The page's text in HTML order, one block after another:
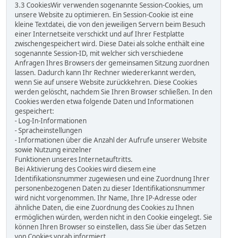
3.3 CookiesWir verwenden sogenannte Session-Cookies, um
unsere Website zu optimieren. Ein Session-Cookie ist eine
kleine Textdatei, die von den jeweiligen Servern beim Besuch
einer Internetseite verschickt und auf Ihrer Festplatte
zwischengespeichert wird. Diese Datei als solche enthält eine
sogenannte Session-ID, mit welcher sich verschiedene
Anfragen Ihres Browsers der gemeinsamen Sitzung zuordnen
lassen. Dadurch kann Ihr Rechner wiedererkannt werden,
wenn Sie auf unsere Website zurückkehren. Diese Cookies
werden gelöscht, nachdem Sie Ihren Browser schließen. In den
Cookies werden etwa folgende Daten und Informationen
gespeichert:
- Log-In-Informationen
- Spracheinstellungen
- Informationen über die Anzahl der Aufrufe unserer Website
sowie Nutzung einzelner
Funktionen unseres Internetauftritts.
Bei Aktivierung des Cookies wird diesem eine
Identifikationsnummer zugewiesen und eine Zuordnung Ihrer
personenbezogenen Daten zu dieser Identifikationsnummer
wird nicht vorgenommen. Ihr Name, Ihre IP-Adresse oder
ähnliche Daten, die eine Zuordnung des Cookies zu Ihnen
ermöglichen würden, werden nicht in den Cookie eingelegt. Sie
können Ihren Browser so einstellen, dass Sie über das Setzen